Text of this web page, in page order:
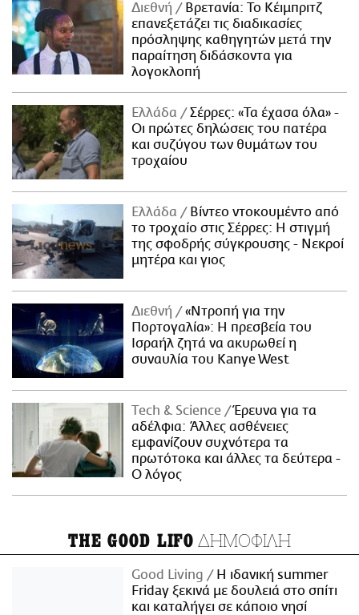
Διεθνή
Βρετανία: Το Κέιμπριτζ
επανεξετάζει τις διαδικασίες
πρόσληψης καθηγητών μετά την
παραίτηση διδάσκοντα για
λογοκλοπή
Ελλάδα
Σέρρες: «Τα έχασα όλα» -
Οι πρώτες δηλώσεις του πατέρα
και συζύγου των θυμάτων του
τροχαίου
Ελλάδα
Βίντεο ντοκουμέντο από
το τροχαίο στις Σέρρες: Η στιγμή
της σφοδρής σύγκρουσης - Νεκροί
μητέρα και γιος
Διεθνή
«Ντροπή για την
Πορτογαλία»: Η πρεσβεία του
Ισραήλ ζητά να ακυρωθεί η
συναυλία του Kanye West
Τech & Science
Έρευνα για τα
αδέλφια: Άλλες ασθένειες
εμφανίζουν συχνότερα τα
πρωτότοκα και άλλες τα δεύτερα -
Ο λόγος
THE GOOD LIFO ΔΗΜΟΦΙΛΗ
Good Living
Η ιδανική summer
Friday ξεκινά με δουλειά στο σπίτι
και καταλήγει σε κάποιο νησί